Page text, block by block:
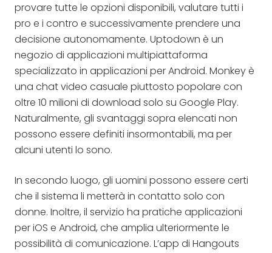
provare tutte le opzioni disponibili, valutare tutti i
pro e i contro e successivamente prendere una
decisione autonomamente. Uptodown è un
negozio di applicazioni multipiattaforma
specializzato in applicazioni per Android. Monkey è
una chat video casuale piuttosto popolare con
oltre 10 milioni di download solo su Google Play.
Naturalmente, gli svantaggi sopra elencati non
possono essere definiti insormontabili, ma per
alcuni utenti lo sono.
In secondo luogo, gli uomini possono essere certi
che il sistema li metterà in contatto solo con
donne. Inoltre, il servizio ha pratiche applicazioni
per iOS e Android, che amplia ulteriormente le
possibilità di comunicazione. L’app di Hangouts